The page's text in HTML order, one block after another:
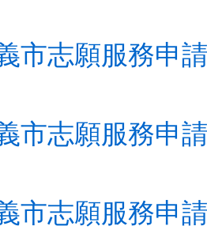
市志願服務申
市志願服務申
市志願服務申